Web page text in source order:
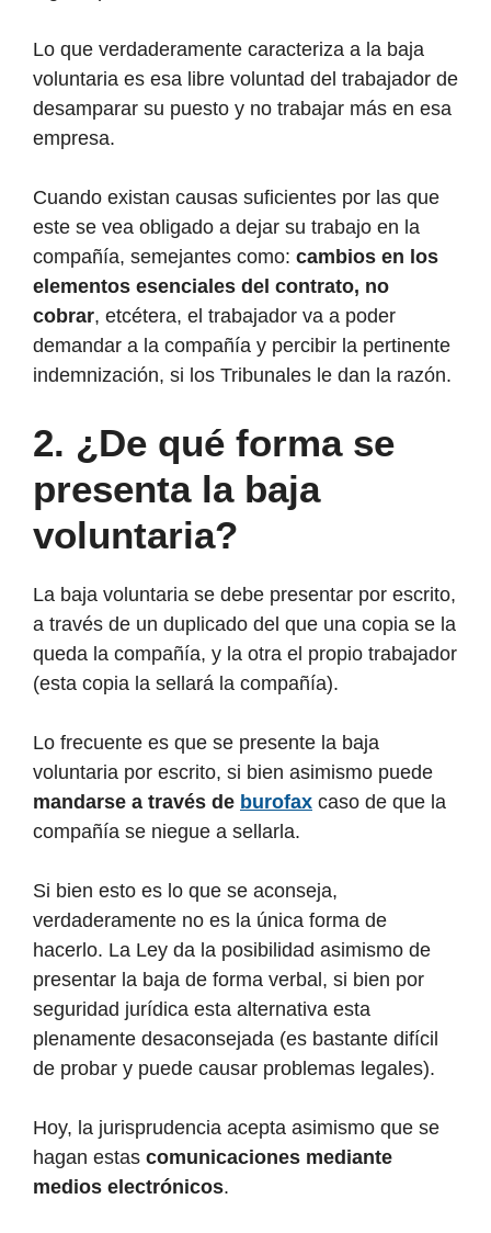
Lo que verdaderamente caracteriza a la baja
voluntaria es esa libre voluntad del trabajador de
desamparar su puesto y no trabajar más en esa
empresa.
Cuando existan causas suficientes por las que
este se vea obligado a dejar su trabajo en la
compañía, semejantes como: cambios en los
elementos esenciales del contrato, no
cobrar, etcétera, el trabajador va a poder
demandar a la compañía y percibir la pertinente
indemnización, si los Tribunales le dan la razón.
2. ¿De qué forma se
presenta la baja
voluntaria?
La baja voluntaria se debe presentar por escrito,
a través de un duplicado del que una copia se la
queda la compañía, y la otra el propio trabajador
(esta copia la sellará la compañía).
Lo frecuente es que se presente la baja
voluntaria por escrito, si bien asimismo puede
mandarse a través de burofax caso de que la
compañía se niegue a sellarla.
Si bien esto es lo que se aconseja,
verdaderamente no es la única forma de
hacerlo. La Ley da la posibilidad asimismo de
presentar la baja de forma verbal, si bien por
seguridad jurídica esta alternativa esta
plenamente desaconsejada (es bastante difícil
de probar y puede causar problemas legales).
Hoy, la jurisprudencia acepta asimismo que se
hagan estas comunicaciones mediante
medios electrónicos.